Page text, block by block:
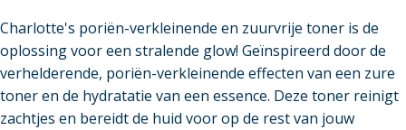
Charlotte's poriën-verkleinende en zuurvrije toner is de
oplossing voor een stralende glow! Geïnspireerd door de
verhelderende, poriën-verkleinende effecten van een zure
toner en de hydratatie van een essence. Deze toner reinigt
zachtjes en bereidt de huid voor op de rest van jouw